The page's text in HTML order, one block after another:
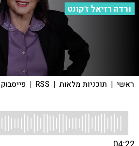
ורדה רזיאל ז'קונט
ראשי | תוכניות מלאות |
RSS
| פייסבוק